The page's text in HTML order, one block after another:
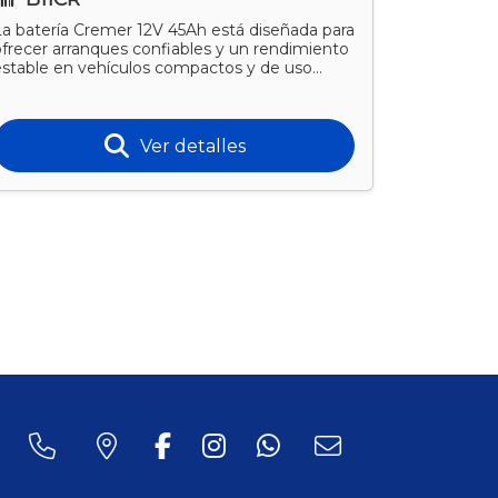
batería Cremer 12V 45Ah está diseñada para
arranques confiables y un rendimiento
en vehículos compactos y de uso
Ver detalles